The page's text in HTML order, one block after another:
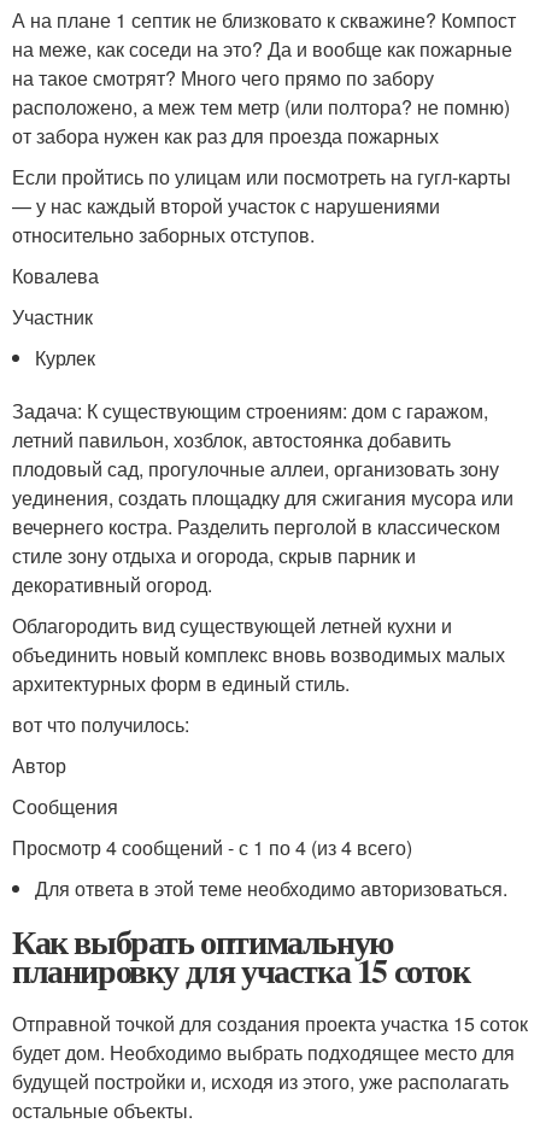
А на плане 1 септик не близковато к скважине? Компост
на меже, как соседи на это? Да и вообще как пожарные
на такое смотрят? Много чего прямо по забору
расположено, а меж тем метр (или полтора? не помню)
от забора нужен как раз для проезда пожарных
Если пройтись по улицам или посмотреть на гугл-карты
— у нас каждый второй участок с нарушениями
относительно заборных отступов.
Ковалева
Участник
Курлек
Задача: К существующим строениям: дом с гаражом,
летний павильон, хозблок, автостоянка добавить
плодовый сад, прогулочные аллеи, организовать зону
уединения, создать площадку для сжигания мусора или
вечернего костра. Разделить перголой в классическом
стиле зону отдыха и огорода, скрыв парник и
декоративный огород.
Облагородить вид существующей летней кухни и
объединить новый комплекс вновь возводимых малых
архитектурных форм в единый стиль.
вот что получилось:
Автор
Сообщения
Просмотр 4 сообщений - с 1 по 4 (из 4 всего)
Для ответа в этой теме необходимо авторизоваться.
Как выбрать оптимальную
планировку для участка 15 соток
Отправной точкой для создания проекта участка 15 соток
будет дом. Необходимо выбрать подходящее место для
будущей постройки и, исходя из этого, уже располагать
остальные объекты.